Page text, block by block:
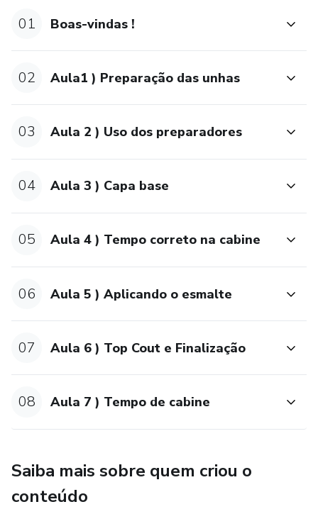
01 Boas-vindas !
02 Aula1 ) Preparação das unhas
03 Aula 2 ) Uso dos preparadores
04 Aula 3 ) Capa base
05 Aula 4 ) Tempo correto na cabine
06 Aula 5 ) Aplicando o esmalte
07 Aula 6 ) Top Cout e Finalização
08 Aula 7 ) Tempo de cabine
Saiba mais sobre quem criou o
conteúdo